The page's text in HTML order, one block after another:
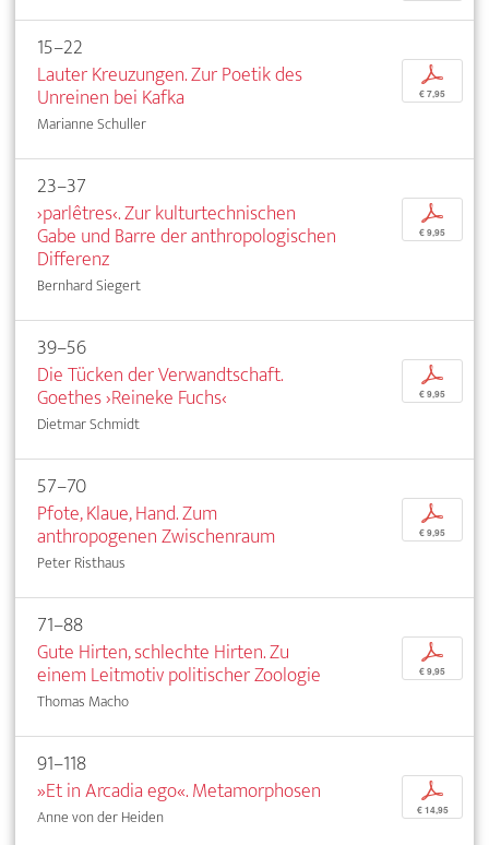
15–22
Lauter Kreuzungen. Zur Poetik des
Unreinen bei Kafka
Marianne Schuller
p
€ 7,95
23–37
›parlêtres‹. Zur kulturtechnischen
Gabe und Barre der anthropologischen
Differenz
Bernhard Siegert
p
€ 9,95
39–56
Die Tücken der Verwandtschaft.
Goethes ›Reineke Fuchs‹
Dietmar Schmidt
p
€ 9,95
57–70
Pfote, Klaue, Hand. Zum
anthropogenen Zwischenraum
Peter Risthaus
p
€ 9,95
71–88
Gute Hirten, schlechte Hirten. Zu
einem Leitmotiv politischer Zoologie
Thomas Macho
p
€ 9,95
91–118
»Et in Arcadia ego«. Metamorphosen
Anne von der Heiden
p
€ 14,95